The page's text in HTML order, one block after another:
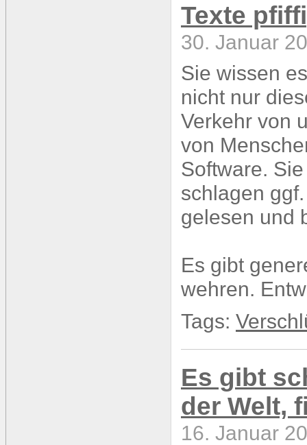
Texte
30. Januar
Sie wissen
nicht nur
Verkehr von
von
Software.
schlagen
gelesen und
Es gibt
wehren.
Tags:
Es gibt
der Welt,
16. Januar